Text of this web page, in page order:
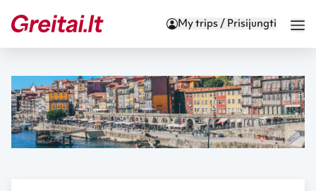
My trips / Prisijungti